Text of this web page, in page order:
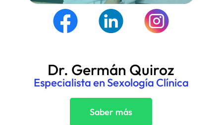
Dr. Germán Quiroz
Especialista en Sexología Clínica
Saber más